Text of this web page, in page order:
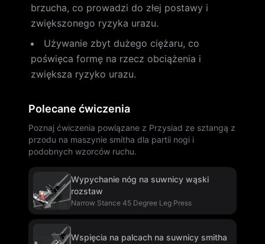
brzucha, co prowadzi do złej postawy i
zwiększonego ryzyka urazu.
Używanie zbyt dużego ciężaru, co
poświęca formę na rzecz obciążenia i
zwiększa ryzyko urazu.
Polecane ćwiczenia
Poznaj ćwiczenia powiązane z Przysiad ze sztangą z
przodu na maszynie smitha dla partii nogi i
podobnych wzorców ruchu.
Wypychanie nóg na suwnicy wąski
rozstaw
Narrow Stance 45 Degree Leg Press
Wspięcia na palcach na suwnicy smitha